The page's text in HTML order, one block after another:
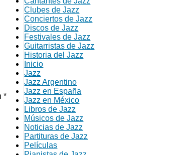
*
Clubes de Jazz
Conciertos de Jazz
Discos de Jazz
Festivales de Jazz
Guitarristas de Jazz
Historia del Jazz
Inicio
Jazz
Jazz Argentino
Jazz en España
Jazz en México
Libros de Jazz
Músicos de Jazz
Noticias de Jazz
Partituras de Jazz
Películas